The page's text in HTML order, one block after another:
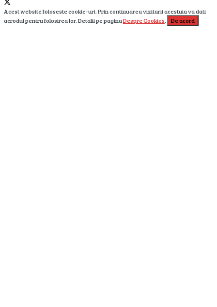
Acest website foloseste cookie-uri. Prin continuarea vizitarii acestuia va dati
acrodul pentru folosirea lor. Detalii pe paginaDespre Cookies. De acord